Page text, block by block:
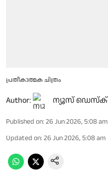
പ്രതീകാത്മക ചിത്രം
Author: ന്യൂസ് ഡെസ്ക്
Published on: 26 Jun 2026, 5:08 am
Updated on: 26 Jun 2026, 5:08 am